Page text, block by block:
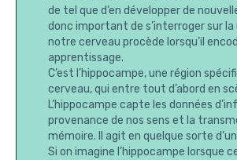
de tel que d’en développer de
donc important de s’interroger sur
notre cerveau procède lorsqu’il
apprentissage.
C’est l’hippocampe, une région
cerveau, qui entre tout d’abord en
L’hippocampe capte les données
provenance de nos sens et la
mémoire. Il agit en quelque sorte
Si on imagine l’hippocampe lorsque